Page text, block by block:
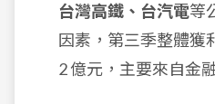
台灣高鐵、台汽電等
因素，第三季整體獲
2 億元，主要來自金